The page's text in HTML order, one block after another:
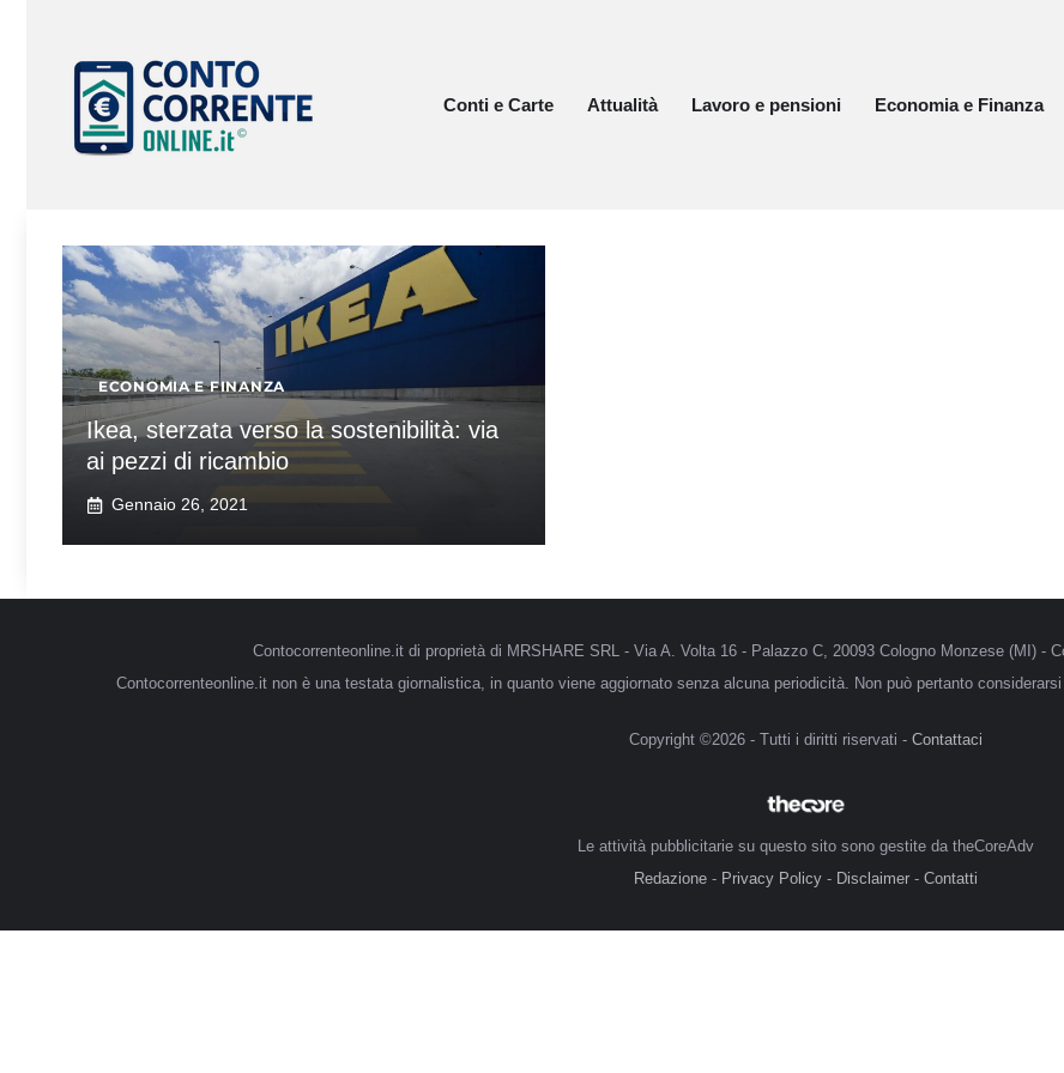
contenuto
Conti e Carte
Attualità Lavoro e pensioni Economia e Finanza
ECONOMIA E FINANZA
Ikea, sterzata verso la sostenibilità: via
ai pezzi di ricambio
Gennaio 26, 2021
Contocorrenteonline.it di proprietà di MRSHARE SRL - Via A. Volta 16 - Palazzo C, 20093 Cologno Monzese (MI) -
Contocorrenteonline.it non è una testata giornalistica, in quanto viene aggiornato senza alcuna periodicità. Non può pertanto
Copyright ©2026 - Tutti i diritti riservati - Contattaci
Le attività pubblicitarie su questo sito sono gestite da theCoreAdv
Redazione- Privacy Policy- Disclaimer- Contatti